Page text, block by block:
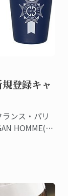
登録キャ
ンス・パリ
HOMME(モ
ガ）に新規